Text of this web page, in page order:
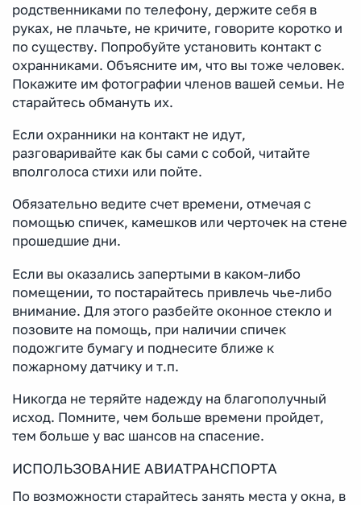
родственниками по телефону, держите себя в
руках, не плачьте, не кричите, говорите коротко и
по существу. Попробуйте установить контакт с
охранниками. Объясните им, что вы тоже человек.
Покажите им фотографии членов вашей семьи. Не
старайтесь обмануть их.
Если охранники на контакт не идут,
разговаривайте как бы сами с собой, читайте
вполголоса стихи или пойте.
Обязательно ведите счет времени, отмечая с
помощью спичек, камешков или черточек на стене
прошедшие дни.
Если вы оказались запертыми в каком-либо
помещении, то постарайтесь привлечь чье-либо
внимание. Для этого разбейте оконное стекло и
позовите на помощь, при наличии спичек
подожгите бумагу и поднесите ближе к
пожарному датчику и т.п.
Никогда не теряйте надежду на благополучный
исход. Помните, чем больше времени пройдет,
тем больше у вас шансов на спасение.
ИСПОЛЬЗОВАНИЕ АВИАТРАНСПОРТА
По возможности старайтесь занять места у окна, в